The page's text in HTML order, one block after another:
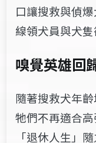
口讓搜救與偵
線領犬員與犬
嗅覺英雄回
隨著搜救犬年
牠們不再適合
「退休人生」